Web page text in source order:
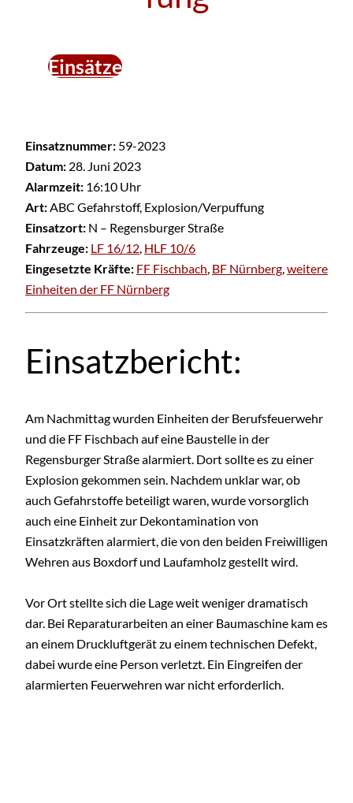
Einsätze
Einsatznummer: 59-2023
Datum: 28. Juni 2023
Alarmzeit: 16:10 Uhr
Art:ABC Gefahrstoff, Explosion/Verpuffung
Einsatzort: N – Regensburger Straße
Fahrzeuge: LF 16/12, HLF 10/6
Eingesetzte Kräfte: FF Fischbach, BF Nürnberg,weitere
Einheiten der FF Nürnberg
Einsatzbericht:
Am Nachmittag wurden Einheiten der Berufsfeuerwehr
und die FF Fischbach auf eine Baustelle in der
Regensburger Straße alarmiert. Dort sollte es zu einer
Explosion gekommen sein. Nachdem unklar war, ob
auch Gefahrstoffe beteiligt waren, wurde vorsorglich
auch eine Einheit zur Dekontamination von
Einsatzkräften alarmiert, die von den beiden Freiwilligen
Wehren aus Boxdorf und Laufamholz gestellt wird.
Vor Ort stellte sich die Lage weit weniger dramatisch
dar. Bei Reparaturarbeiten an einer Baumaschine kam es
an einem Druckluftgerät zu einem technischen Defekt,
dabei wurde eine Person verletzt. Ein Eingreifen der
alarmierten Feuerwehren war nicht erforderlich.